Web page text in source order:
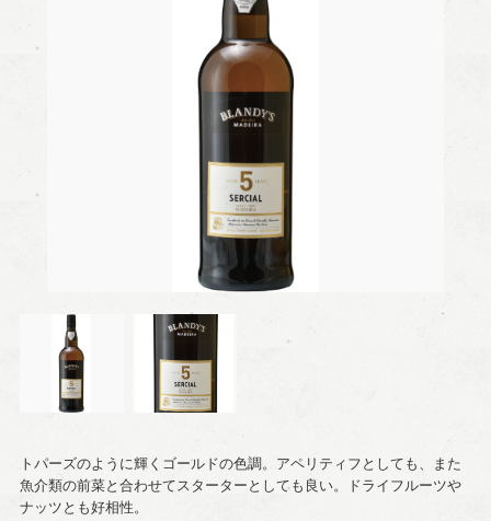
トパーズのように輝くゴールドの色調。アペリティフとしても、また
魚介類の前菜と合わせてスターターとしても良い。ドライフルーツや
ナッツとも好相性。